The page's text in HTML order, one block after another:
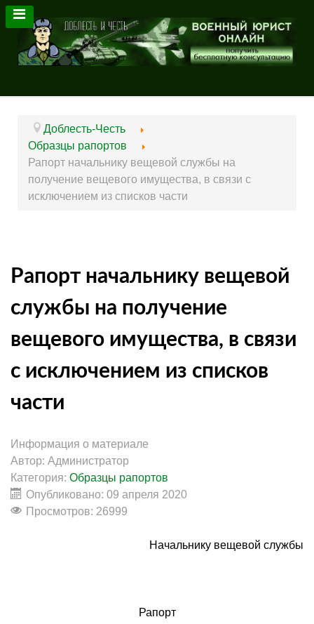
Доблесть-Честь
Образцы рапортов
Рапорт начальнику вещевой службы на
получение вещевого имущества, в связи с
исключением из списков части
Рапорт начальнику вещевой
службы на получение
вещевого имущества, в связи
с исключением из списков
части
Информация о материале
Автор: Администратор
Категория: Образцы рапортов
Опубликовано: 09 апреля 2020
Просмотров: 26999
Начальнику вещевой службы
Рапорт